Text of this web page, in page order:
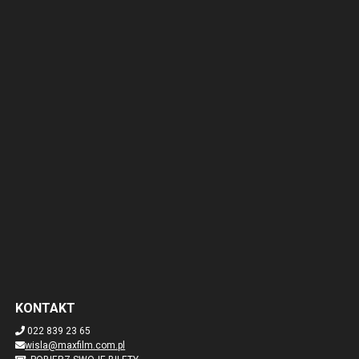
KONTAKT
022 839 23 65
wisla@maxfilm.com.pl